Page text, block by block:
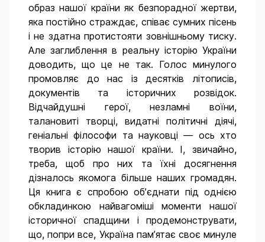
образ нашої країни як безпорадної жертви,
яка постійно страждає, співає сумних пісень
і не здатна протистояти зовнішньому тиску.
Але заглиблення в реальну історію України
доводить, що це не так. Голос минулого
промовляє до нас із десятків літописів,
документів та історичних розвідок.
Відчайдушні герої, незламні воїни,
талановиті творці, видатні політичні діячі,
геніальні філософи та науковці — ось хто
творив історію нашої країни. І, звичайно,
треба, щоб про них та їхні досягнення
дізналось якомога більше наших громадян.
Ця книга є спробою об’єднати під однією
обкладинкою найвагоміші моменти нашої
історичної спадщини і продемонструвати,
що, попри все, Україна пам’ятає своє минуле